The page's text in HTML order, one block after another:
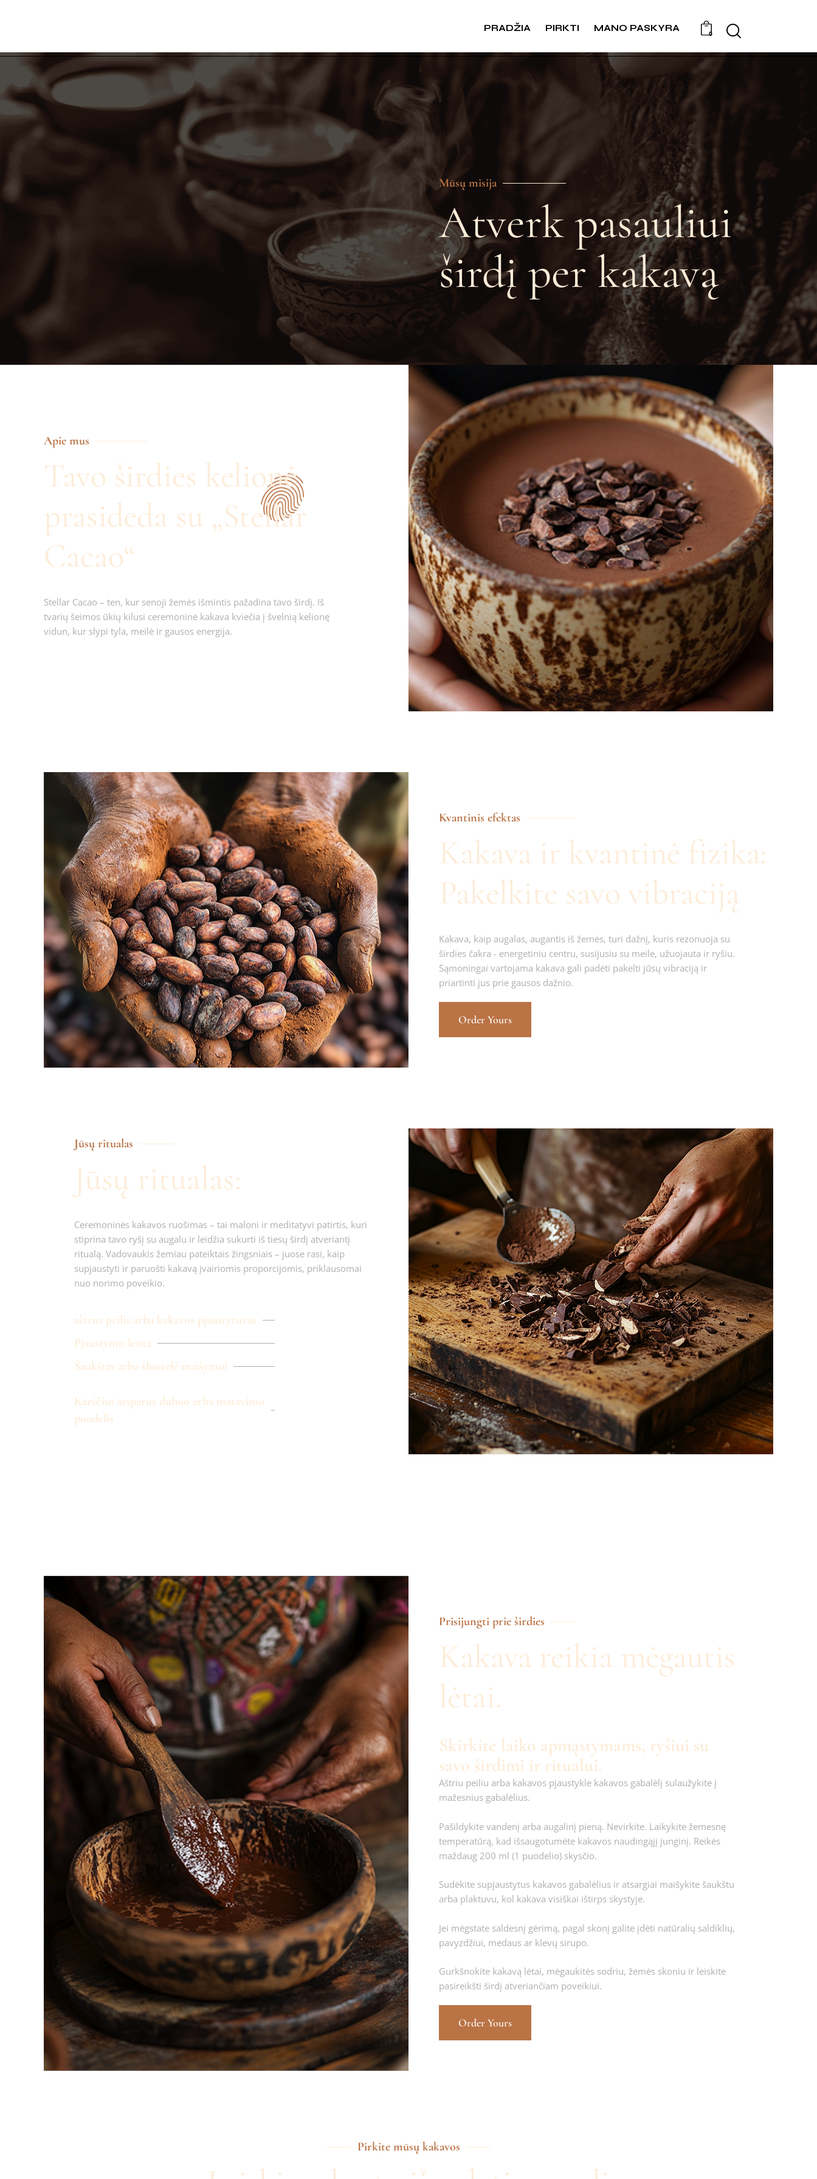
PRADŽIA PIRKTI MANO PASKYRA
0
Mūsų misija
Atverk pasauliui
širdį per kakavą
Apie mus
Tavo širdies kelionė
prasideda su „Stellar
Cacao“
Stellar Cacao – ten, kur senoji žemės išmintis pažadina tavo širdį. Iš
tvarių šeimos ūkių kilusi ceremoninė kakava kviečia į švelnią kelionę
vidun, kur slypi tyla, meilė ir gausos energija.
Kvantinis efektas
Kakava ir kvantinė fizika:
Pakelkite savo vibraciją
Kakava, kaip augalas, augantis iš žemės, turi dažnį, kuris rezonuoja su
širdies čakra - energetiniu centru, susijusiu su meile, užuojauta ir ryšiu.
Sąmoningai vartojama kakava gali padėti pakelti jūsų vibraciją ir
priartinti jus prie gausos dažnio.
Order Yours
Jūsų ritualas
Jūsų ritualas:
Ceremoninės kakavos ruošimas – tai maloni ir meditatyvi patirtis, kuri
stiprina tavo ryšį su augalu ir leidžia sukurti iš tiesų širdį atveriantį
ritualą. Vadovaukis žemiau pateiktais žingsniais – juose rasi, kaip
supjaustyti ir paruošti kakavą įvairiomis proporcijomis, priklausomai
nuo norimo poveikio.
aštrus peilis arba kakavos pjaustytuvas
Pjaustymo lenta
Šaukštas arba šluotelė maišymui
Karščiui atsparus dubuo arba matavimo
puodelis
Prisijungti prie širdies
Kakava reikia mėgautis
lėtai.
Skirkite laiko apmąstymams, ryšiui su
savo širdimi ir ritualui.
Aštriu peiliu arba kakavos pjaustykle kakavos gabalėlį sulaužykite į
mažesnius gabalėlius.
Pašildykite vandenį arba augalinį pieną. Nevirkite. Laikykite žemesnę
temperatūrą, kad išsaugotumėte kakavos naudingąjį junginį. Reikės
maždaug 200 ml (1 puodelio) skysčio.
Sudėkite supjaustytus kakavos gabalėlius ir atsargiai maišykite šaukštu
arba plaktuvu, kol kakava visiškai ištirps skystyje.
Jei mėgstate saldesnį gėrimą, pagal skonį galite įdėti natūralių saldiklių,
pavyzdžiui, medaus ar klevų sirupo.
Gurkšnokite kakavą lėtai, mėgaukitės sodriu, žemės skoniu ir leiskite
pasireikšti širdį atveriančiam poveikiui.
Order Yours
Pirkite mūsų kakavos